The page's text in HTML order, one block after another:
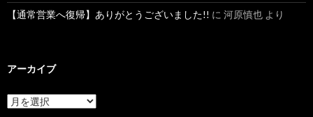
【通常営業へ復帰】ありがとうございました!! に 河原慎也 より
アーカイブ
ア
ー